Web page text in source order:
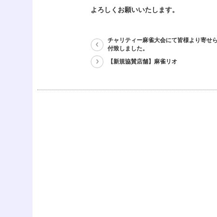
よろしくお願いいたします。
チャリティー麻雀大会にて皆様より寄せ
付致しました。
【新規協賛店舗】麻雀リオ